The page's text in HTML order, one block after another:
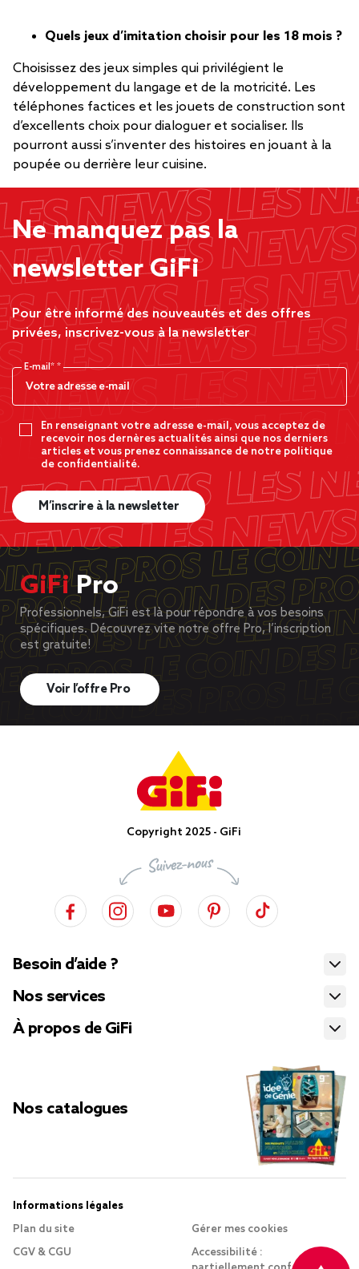
Quels jeux d’imitation choisir pour les 18 mois ?
Choisissez des jeux simples qui privilégient le
développement du langage et de la motricité. Les
téléphones factices et les jouets de construction sont
d’excellents choix pour dialoguer et socialiser. Ils
pourront aussi s’inventer des histoires en jouant à la
poupée ou derrière leur cuisine.
Ne manquez pas la
newsletter GiFi
Pour être informé des nouveautés et des offres
privées, inscrivez-vous à la newsletter
E-mail*
En renseignant votre adresse e-mail, vous acceptez de
recevoir nos dernères actualités ainsi que nos derniers
articles et vous prenez connaissance de notre politique
de confidentialité.
M’inscrire à la newsletter
GiFiPro
Professionnels, GiFi est là pour répondre à vos besoins
spécifiques. Découvrez vite notre offre Pro, l’inscription
est gratuite!
Voir l’offre Pro
Copyright 2025 - GiFi
Besoin d’aide ?
Nos services
À propos de GiFi
Nos catalogues
Informations légales
Plan du site
CGV & CGU
Gérer mes cookies
Accessibilité :